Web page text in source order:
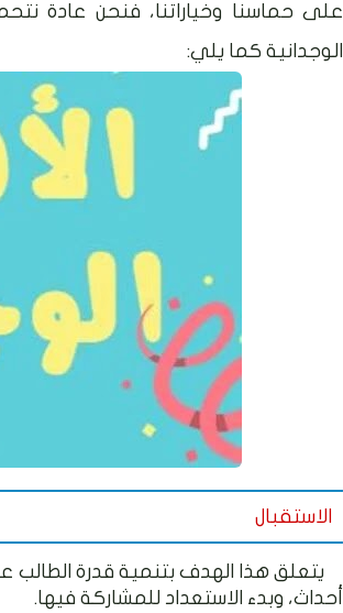
على حماسنا وخياراتنا، فنحن عادة
الوجدانية كما يلي:
الاستقبال
يتعلق هذا الهدف بتنمية قدرة الطالب
أحداث، وبدء الاستعداد للمشاركة فيها.